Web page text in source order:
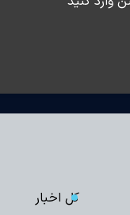
کل اخبار